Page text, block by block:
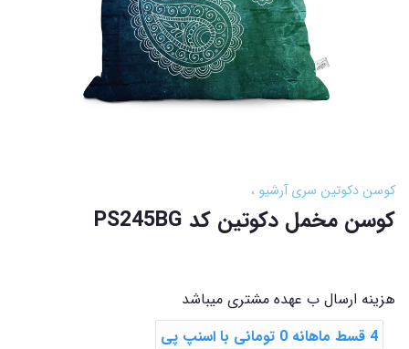
کوسن دکوتین سری آرشیو
کوسن مخمل دکوتین کد PS245BG
هزینه ارسال ب عهده مشتری میباشد
4 قسط ماهانه 0 تومانی با اسنپ ‌پی